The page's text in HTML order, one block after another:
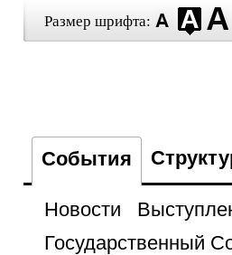
Размер шрифта:
События
Новости
Государственный